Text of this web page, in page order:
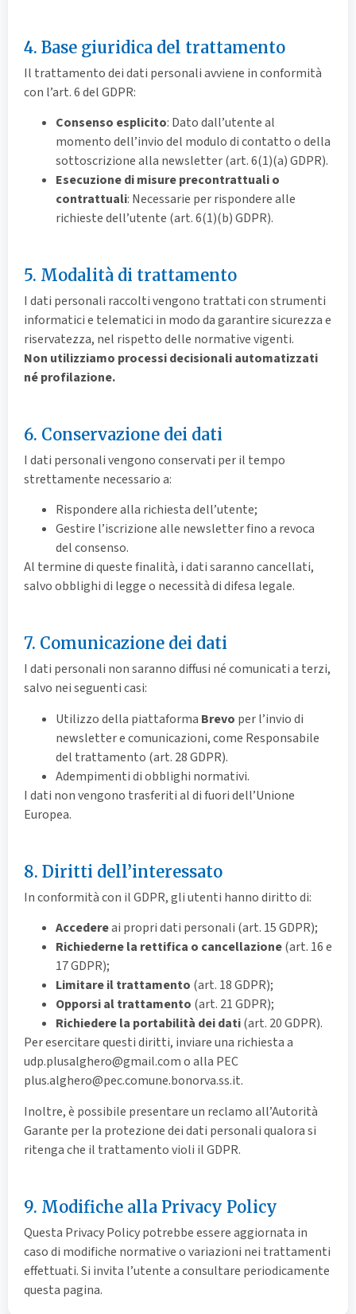
4. Base giuridica del trattamento
Il trattamento dei dati personali avviene in conformità
con l’art. 6 del GDPR:
Consenso esplicito: Dato dall’utente al
momento dell’invio del modulo di contatto o della
sottoscrizione alla newsletter (art. 6(1)(a) GDPR).
Esecuzione di misure precontrattuali o
contrattuali: Necessarie per rispondere alle
richieste dell’utente (art. 6(1)(b) GDPR).
5. Modalità di trattamento
I dati personali raccolti vengono trattati con strumenti
informatici e telematici in modo da garantire sicurezza e
riservatezza, nel rispetto delle normative vigenti.
Non utilizziamo processi decisionali automatizzati
né profilazione.
6. Conservazione dei dati
I dati personali vengono conservati per il tempo
strettamente necessario a:
Rispondere alla richiesta dell’utente;
Gestire l’iscrizione alle newsletter fino a revoca
del consenso.
Al termine di queste finalità, i dati saranno cancellati,
salvo obblighi di legge o necessità di difesa legale.
7. Comunicazione dei dati
I dati personali non saranno diffusi né comunicati a terzi,
salvo nei seguenti casi:
Utilizzo della piattaforma Brevo per l’invio di
newsletter e comunicazioni, come Responsabile
del trattamento (art. 28 GDPR).
Adempimenti di obblighi normativi.
I dati non vengono trasferiti al di fuori dell’Unione
Europea.
8. Diritti dell’interessato
In conformità con il GDPR, gli utenti hanno diritto di:
Accedereai propri dati personali (art. 15 GDPR);
Richiederne la rettifica o cancellazione(art. 16 e
17 GDPR);
Limitare il trattamento (art. 18 GDPR);
Opporsi al trattamento (art. 21 GDPR);
Richiedere la portabilità dei dati(art. 20 GDPR).
Per esercitare questi diritti, inviare una richiesta a
udp.plusalghero@gmail.como alla PEC
plus.alghero@pec.comune.bonorva.ss.it.
Inoltre, è possibile presentare un reclamo all’Autorità
Garante per la protezione dei dati personali qualora si
ritenga che il trattamento violi il GDPR.
9. Modifiche alla Privacy Policy
Questa Privacy Policy potrebbe essere aggiornata in
caso di modifiche normative o variazioni nei trattamenti
effettuati. Si invita l’utente a consultare periodicamente
questa pagina.